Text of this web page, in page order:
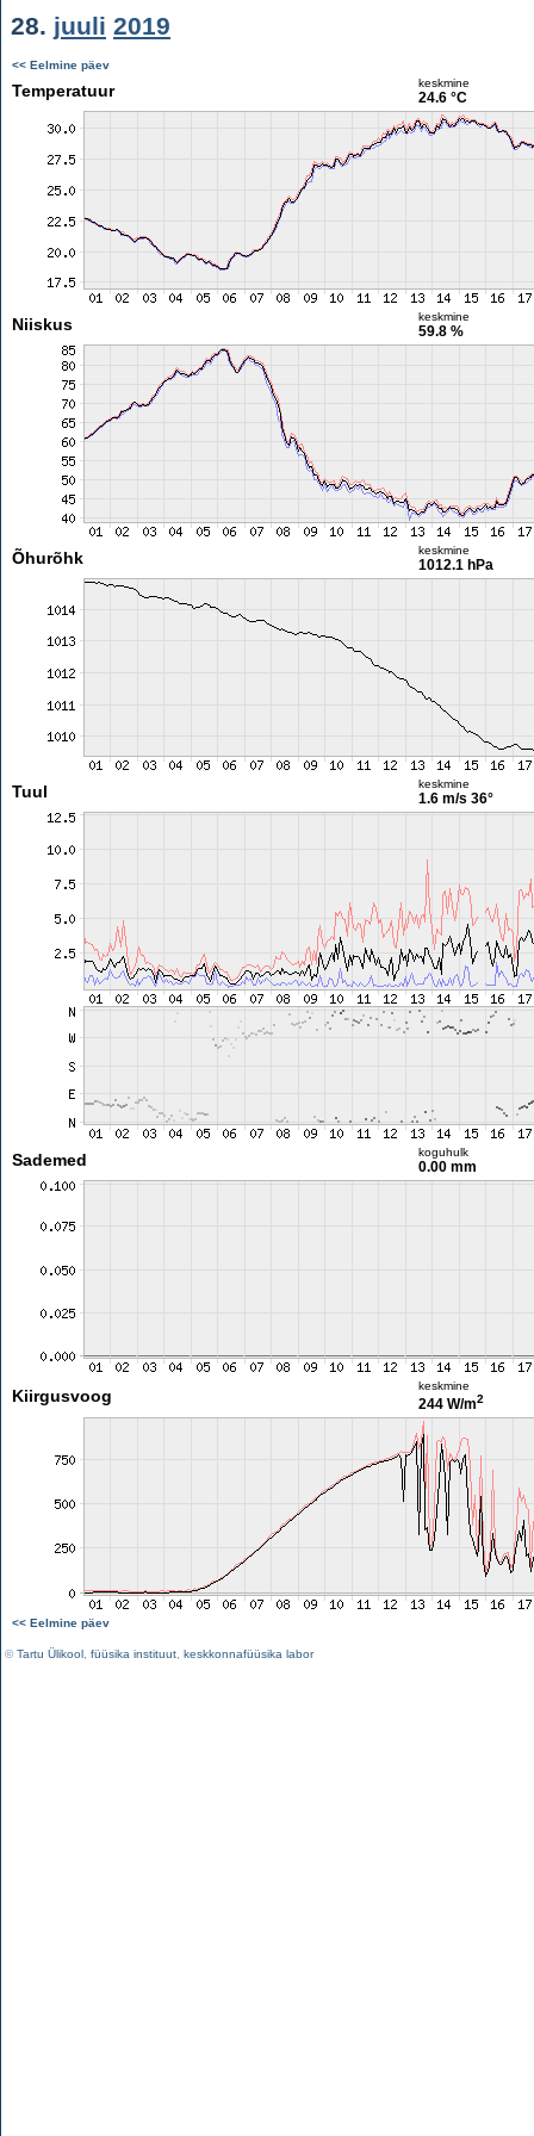
28. juuli 2019
<< Eelmine päev
Temperatuur keskmine
24.6 °C
Niiskus keskmine
59.8 %
Õhurõhk keskmine
1012.1 hPa
Tuul keskmine
1.6 m/s 36°
Sademed koguhulk
0.00 mm
Kiirgusvoog
keskmine
244 W/m2
<< Eelmine päev
©Tartu Ülikool füüsika instituut keskkonnafüüsika labor